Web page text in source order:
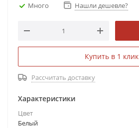
Много Нашли дешевле?
Купить в 1 клик
Рассчитать доставку
Характеристики
Цвет
Белый